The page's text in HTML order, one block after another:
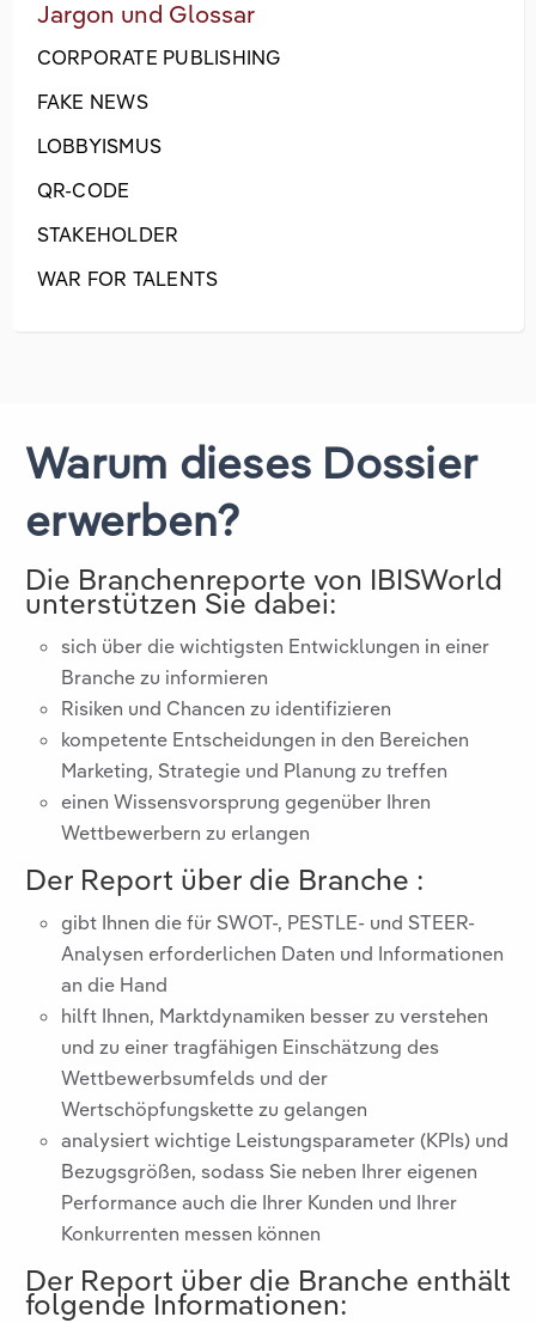
Jargon und Glossar
CORPORATE PUBLISHING
FAKE NEWS
LOBBYISMUS
QR-CODE
STAKEHOLDER
WAR FOR TALENTS
Warum dieses Dossier
erwerben?
Die Branchenreporte von IBISWorld
unterstützen Sie dabei:
sich über die wichtigsten Entwicklungen in einer
Branche zu informieren
Risiken und Chancen zu identifizieren
kompetente Entscheidungen in den Bereichen
Marketing, Strategie und Planung zu treffen
einen Wissensvorsprung gegenüber Ihren
Wettbewerbern zu erlangen
Der Report über die Branche :
gibt Ihnen die für SWOT-, PESTLE- und STEER-
Analysen erforderlichen Daten und Informationen
an die Hand
hilft Ihnen, Marktdynamiken besser zu verstehen
und zu einer tragfähigen Einschätzung des
Wettbewerbsumfelds und der
Wertschöpfungskette zu gelangen
analysiert wichtige Leistungsparameter (KPIs) und
Bezugsgrößen, sodass Sie neben Ihrer eigenen
Performance auch die Ihrer Kunden und Ihrer
Konkurrenten messen können
Der Report über die Branche enthält
folgende Informationen: